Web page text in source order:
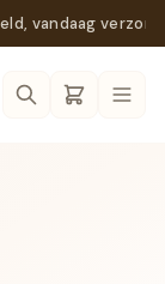
vandaag